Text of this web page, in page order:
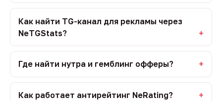
Как найти TG-канал для рекламы через
NeTGStats?
Где найти нутра и гемблинг офферы?
Как работает антирейтинг NeRating?